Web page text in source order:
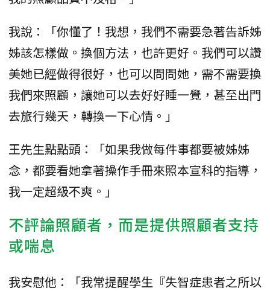
我說：「你懂了！我想，我們不需要急著告訴姊
姊該怎樣做。換個方法，也許更好。我們可以讚
美她已經做得很好，也可以問問她，需不需要換
我們來照顧，讓她可以去好好睡一覺，甚至出門
去旅行幾天，轉換一下心情。」
王先生點點頭：「如果我做每件事都要被姊姊
念，都要看她拿著操作手冊來照本宣科的指導，
我一定超級不爽。」
不評論照顧者，而是提供照顧者支持
或喘息
我安慰他：「我常提醒學生『失智症患者之所以